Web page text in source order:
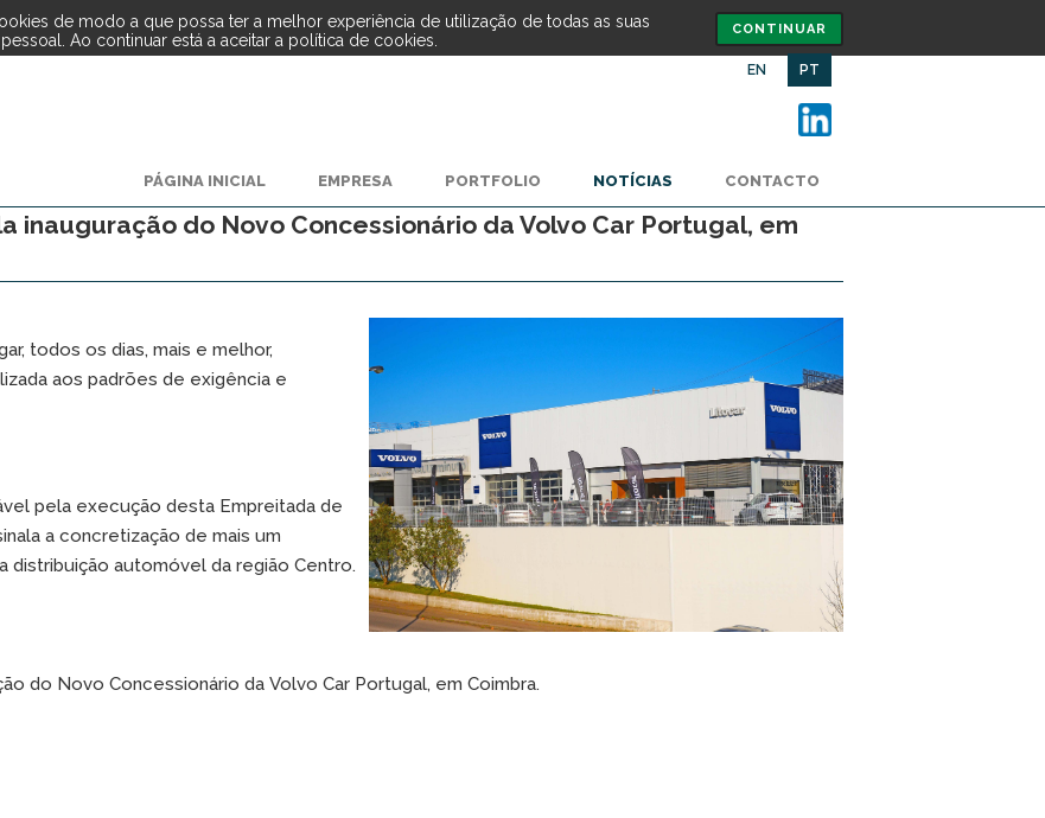
CONTINUAR
de modo a que possa ter a melhor experiência de utilização de todas as suas
Ao continuar está a aceitar a política de cookies.
EN PT
PÁGINA INICIAL EMPRESA PORTFOLIO NOTÍCIAS CONTACTO
inauguração do Novo Concessionário da Volvo Car Portugal, em
todos os dias, mais e melhor,
aos padrões de exigência e
pela execução desta Empreitada de
a concretização de mais um
distribuição automóvel da região Centro.
do Novo Concessionário da Volvo Car Portugal, em Coimbra.